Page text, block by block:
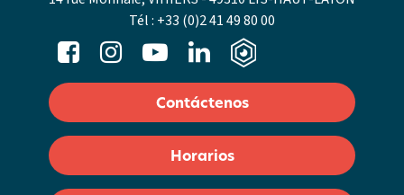
Tél : +33 (0)2 41 49 80 00
Contáctenos
Horarios